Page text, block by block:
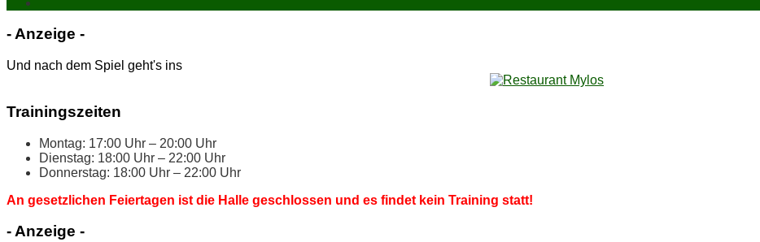
- An­zei­ge -
Und nach dem Spiel geht's ins
Trai­nings­zei­ten
Mon­tag: 17:00 Uhr – 20:00 Uhr
Diens­tag: 18:00 Uhr – 22:00 Uhr
Don­ners­tag: 18:00 Uhr – 22:00 Uhr
An ge­setz­li­chen Fei­er­ta­gen ist die Hal­le ge­schlos­sen und es fin­det kein Trai­ning statt!
- An­zei­ge -